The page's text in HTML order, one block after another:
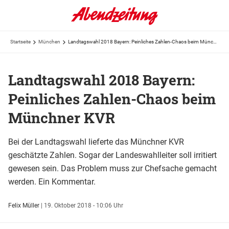
Startseite München
Landtagswahl 2018 Bayern:
Peinliches Zahlen-Chaos beim
Münchner KVR
Bei der Landtagswahl lieferte das Münchner KVR
geschätzte Zahlen. Sogar der Landeswahlleiter soll irritiert
gewesen sein. Das Problem muss zur Chefsache gemacht
werden. Ein Kommentar.
Felix Müller | 19. Oktober 2018 - 10:06 Uhr